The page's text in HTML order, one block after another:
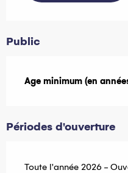
Public
Age minimum (en
Périodes d'ouverture
Toute l'année 2026 -